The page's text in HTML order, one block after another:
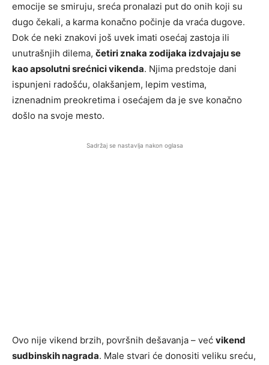
emocije se smiruju, sreća pronalazi put do onih koji su
dugo čekali, a karma konačno počinje da vraća dugove.
Dok će neki znakovi još uvek imati osećaj zastoja ili
unutrašnjih dilema, četiri znaka zodijaka izdvajaju se
kao apsolutni srećnici vikenda. Njima predstoje dani
ispunjeni radošću, olakšanjem, lepim vestima,
iznenadnim preokretima i osećajem da je sve konačno
došlo na svoje mesto.
Sadržaj se nastavlja nakon oglasa
Ovo nije vikend brzih, površnih dešavanja – već vikend
sudbinskih nagrada. Male stvari će donositi veliku sreću,